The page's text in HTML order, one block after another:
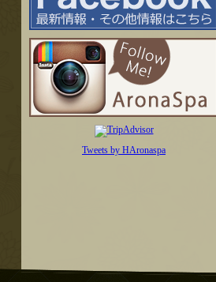
Tweets by HAronaspa